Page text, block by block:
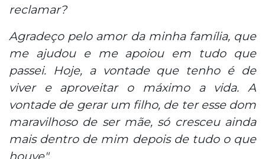
reclamar?
Agradeço pelo amor da minha família, que
me ajudou e me apoiou em tudo que
passei. Hoje, a vontade que tenho é de
viver e aproveitar o máximo a vida. A
vontade de gerar um filho, de ter esse dom
maravilhoso de ser mãe, só cresceu ainda
mais dentro de mim depois de tudo o que
houve".